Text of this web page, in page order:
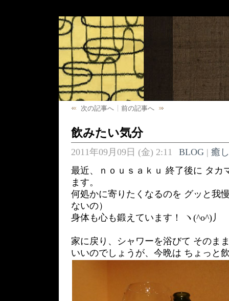
次の記事へ 前の記事へ
飲みたい気分
2011年09月09日 (金) 2:11 BLOG| 癒
最近、ｎｏｕｓａｋｕ 終了後に タカ
ます。
何処かに寄りたくなるのを グッと我
ないの）
身体も心も鍛えています！ ヽ(^o^)丿
家に戻り、シャワーを浴びて そのま
いいのでしょうが、今晩は ちょっと